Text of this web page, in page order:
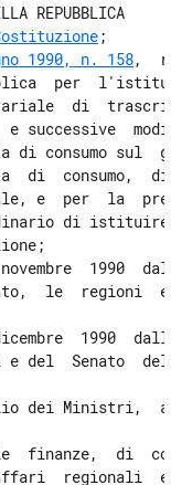
REPUBBLICA
;
1990, n. 158,
per
di
e successive
di consumo sul
di  consumo,  di
e  per  la
di istituire
1990
le  regioni
1990
e del  Senato
dei Ministri,
finanze,  di
regionali